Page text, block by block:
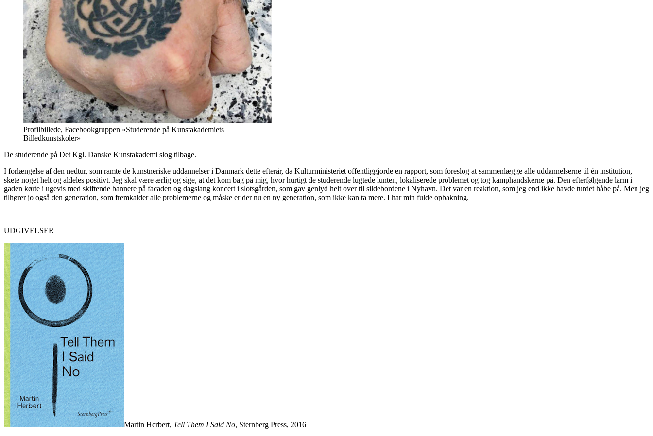
Profilbillede, Facebookgruppen «Studerende på Kunstakademiets
Billedkunstskoler»
De studerende på Det Kgl. Danske Kunstakademi slog tilbage.
I forlængelse af den nedtur, som ramte de kunstneriske uddannelser i Danmark dette efterår, da Kulturministeriet offentliggjorde en rapport, som foreslog at sammenlægge alle uddannelserne til én institution,
skete noget helt og aldeles positivt. Jeg skal være ærlig og sige, at det kom bag på mig, hvor hurtigt de studerende lugtede lunten, lokaliserede problemet og tog kamphandskerne på. Den efterfølgende larm i
gaden kørte i ugevis med skiftende bannere på facaden og dagslang koncert i slotsgården, som gav genlyd helt over til sildebordene i Nyhavn. Det var en reaktion, som jeg end ikke havde turdet håbe på. Men jeg
tilhører jo også den generation, som fremkalder alle problemerne og måske er der nu en ny generation, som ikke kan ta mere. I har min fulde opbakning.
UDGIVELSER
Martin Herbert, Tell Them I Said No, Sternberg Press, 2016